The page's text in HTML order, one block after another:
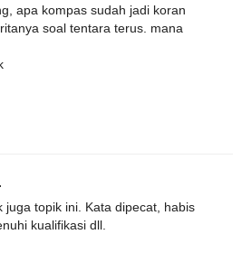
apa kompas sudah jadi koran
soal tentara terus. mana
juga topik ini. Kata dipecat, habis
kualifikasi dll.